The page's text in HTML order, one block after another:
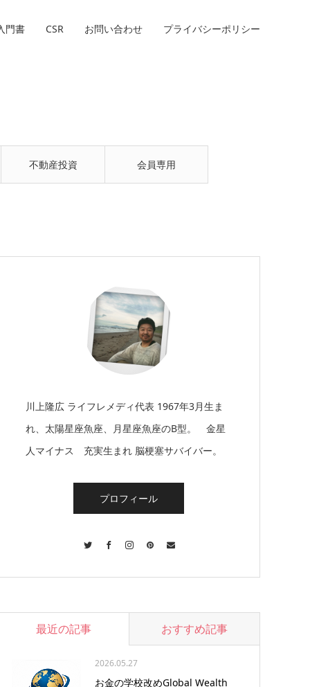
不動産投資 会員専用
門書 CSR お問い合わせ プライバシーポリシー
川上隆広 ライフレメディ代表 1967年3月生ま
れ、太陽星座魚座、月星座魚座のB型。 金星
人マイナス 充実生まれ 脳梗塞サバイバー。
プロフィール
Twitter Facebook
最近の記事 おすすめ記事
2026.05.27
お金の学校改めGlobal Wealth